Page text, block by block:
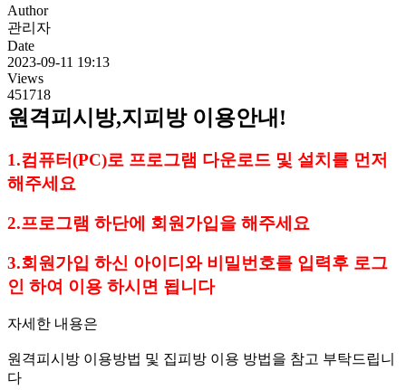
Author
관리자
Date
2023-09-11 19:13
Views
451718
원격피시방,지피방 이용안내!
1.컴퓨터(PC)로 프로그램 다운로드 및 설치를 먼저
해주세요
2.프로그램 하단에 회원가입을 해주세요
3.회원가입 하신 아이디와 비밀번호를 입력후 로그
인 하여 이용 하시면 됩니다
자세한 내용은
원격피시방 이용방법 및 집피방 이용 방법을 참고 부탁드립니
다